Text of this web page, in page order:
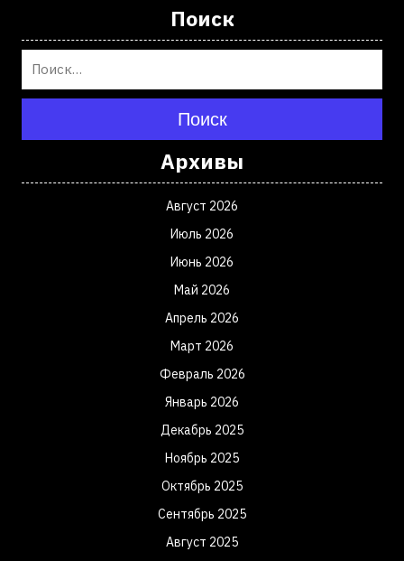
Поиск
Поиск
Архивы
Август 2026
Июль 2026
Июнь 2026
Май 2026
Апрель 2026
Март 2026
Февраль 2026
Январь 2026
Декабрь 2025
Ноябрь 2025
Октябрь 2025
Сентябрь 2025
Август 2025